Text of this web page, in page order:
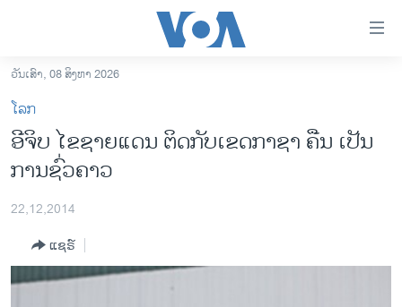
ເຂົ້າ
ຫາ
ຂ້າມ
ຂ້າມ
ຂ້າມ
ຫາ
ລາວ
ອາເມຣິກາ
ຂ່າວ​ຈີນ
ໂລກ
ເອເຊຍ
ວັນເສົາ, 08 ສິງຫາ 2026
ໂລກ
ອີຈິບ ໄຂຊາຍແດນ ຕິດກັບເຂດກາຊາ ຄືນ ເປັນ
ການຊົ່ວຄາວ
22,12,2014
ແຊຣ໌